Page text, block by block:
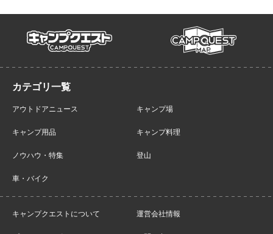
campquest campmap
アウトドアニュース キャンプ場
キャンプ用品 キャンプ料理
ノウハウ・特集 登山
車・バイク
キャンプクエストについて 運営会社情報